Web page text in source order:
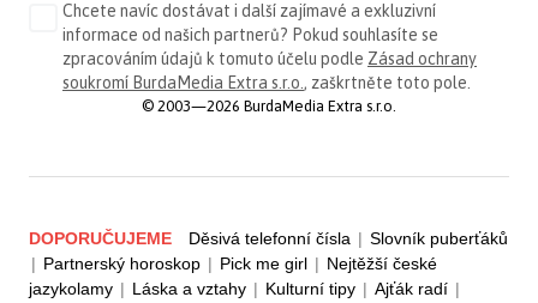
Chcete navíc dostávat i další zajímavé a exkluzivní
informace od našich partnerů? Pokud souhlasíte se
zpracováním údajů k tomuto účelu podle Zásad ochrany
soukromí BurdaMedia Extra s.r.o. , zaškrtněte toto pole.
© 2003—2026 BurdaMedia Extra s.r.o.
DOPORUČUJEME Děsivá telefonní čísla | Slovník puberťáků
| Partnerský horoskop | Pick me girl | Nejtěžší české
jazykolamy | Láska a vztahy | Kulturní tipy | Ajťák radí |